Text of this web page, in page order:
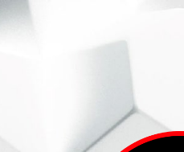
ВИННЫЙ СКЛАД